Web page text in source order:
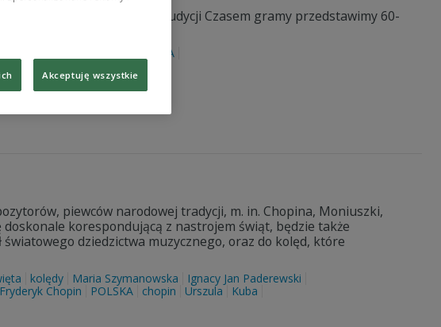
o godz. 11.10, w cyklu audycji Czasem gramy przedstawimy 60-
Szeligowskiego.
POLSKA
piewców narodowej tradycji, m. in. Chopina, Moniuszki,
korespondującą z nastrojem świąt, będzie także
dziedzictwa muzycznego, oraz do kolęd, które
kolędy Maria Szymanowska
Ignacy Jan Paderewski
Fryderyk Chopin POLSKA chopin Urszula Kuba
Akceptuję wszystkie